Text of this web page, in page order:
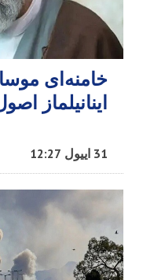
خامنه‌ای
اینانیلماز
31 اییول 12:27